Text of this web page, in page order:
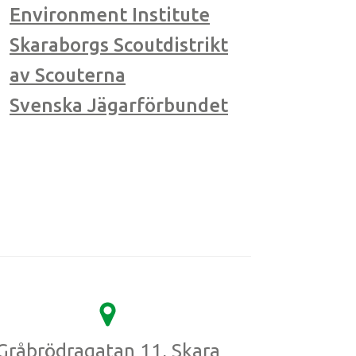
Environment Institute
Skaraborgs Scoutdistrikt
av Scouterna
Svenska Jägarförbundet
11, Skara